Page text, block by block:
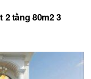
2 tầng 80m2 3